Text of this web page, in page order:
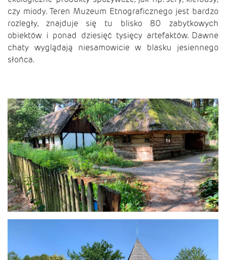
czy miody. Teren Muzeum Etnograficznego jest bardzo
rozległy, znajduje się tu blisko 80 zabytkowych
obiektów i ponad dziesięć tysięcy artefaktów. Dawne
chaty wyglądają niesamowicie w blasku jesiennego
słońca.